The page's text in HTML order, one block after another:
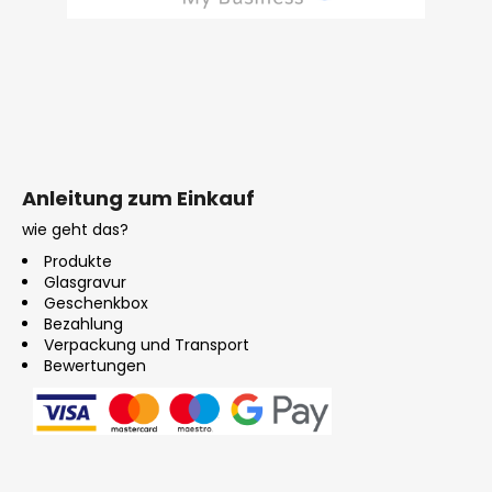
Anleitung zum Einkauf
wie geht das?
Produkte
Glasgravur
Geschenkbox
Bezahlung
Verpackung und Transport
Bewertungen